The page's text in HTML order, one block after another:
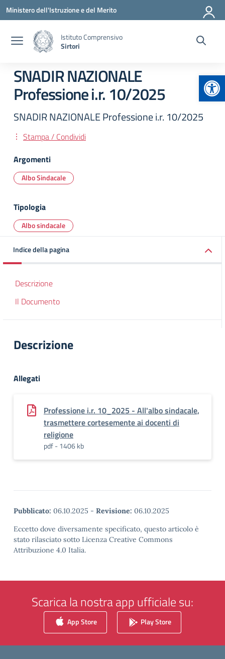
Vai ai contenuti
Vai al menu di navigazione
Vai al footer
Ministero dell'Istruzione e del Merito
Istituto Comprensivo
Sirtori
SNADIR NAZIONALE
Professione i.r. 10/2025
SNADIR NAZIONALE Professione i.r. 10/2025
Stampa / Condividi
Argomenti
Albo Sindacale
Tipologia
Albo sindacale
Indice della pagina
Descrizione
Il Documento
Descrizione
Allegati
Professione i.r. 10_2025 - All'albo sindacale,
trasmettere cortesemente ai docenti di
religione
pdf - 1406 kb
Pubblicato: 06.10.2025 - Revisione: 06.10.2025
Eccetto dove diversamente specificato, questo articolo è
stato rilasciato sotto Licenza Creative Commons
Attribuzione 4.0 Italia.
Scarica la nostra app ufficiale su:
App Store Play Store